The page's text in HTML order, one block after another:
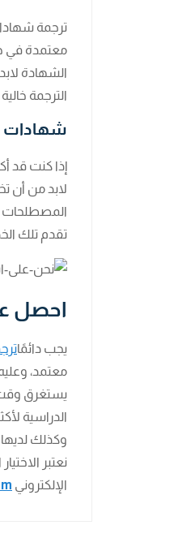
ترجمة شهادات
معتمدة في
الشهادة
الترجمة
شهادات
إذا كنت قد
لابد من أن
المصطلحات
تقدم تلك
احصل
يجب دائمًا
معتمد،
يستغرق وقت
الدراسية لأكثر من 12 عام هذا
وكذلك لديها
نعتبر
الإلكتروني